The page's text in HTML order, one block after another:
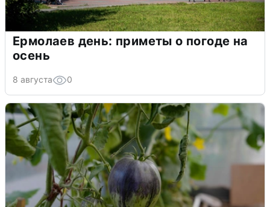
Ермолаев день: приметы о погоде на
осень
8 августа 0